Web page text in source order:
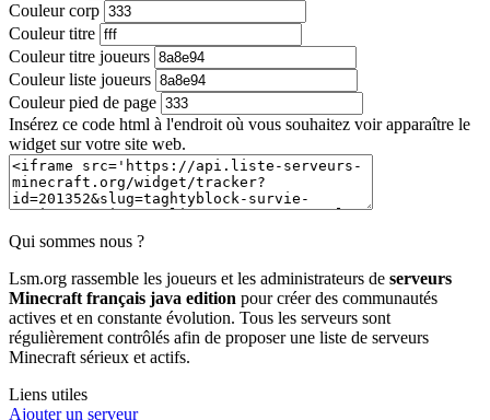
Couleur corp
Couleur titre
Couleur titre joueurs
Couleur liste joueurs
Couleur pied de page
Insérez ce code html à l'endroit où vous souhaitez voir apparaître le
widget sur votre site web.
Qui sommes nous ?
Lsm.org rassemble les joueurs et les administrateurs de serveurs
Minecraft français java edition pour créer des communautés
actives et en constante évolution. Tous les serveurs sont
régulièrement contrôlés afin de proposer une liste de serveurs
Minecraft sérieux et actifs.
Liens utiles
Ajouter un serveur